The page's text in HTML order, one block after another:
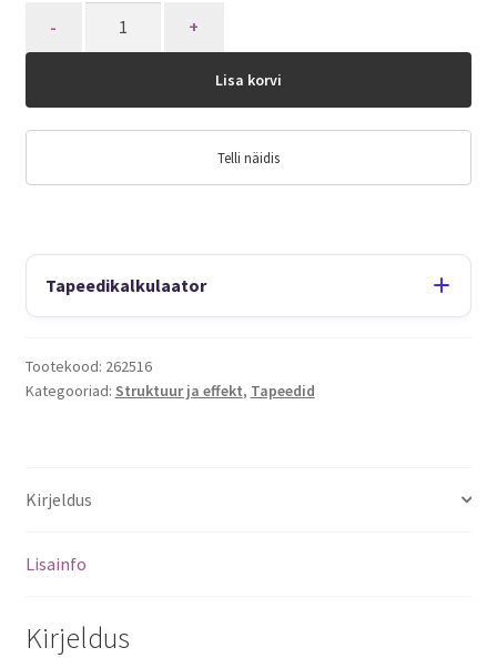
Lisa korvi
Telli näidis
Tapeedikalkulaator
Tootekood: 262516
Kategooriad: Struktuur ja effekt, Tapeedid
Kirjeldus
Lisainfo
Kirjeldus